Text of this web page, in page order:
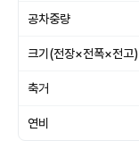
공차중량
크기(전장×전폭×전고)
축거
연비